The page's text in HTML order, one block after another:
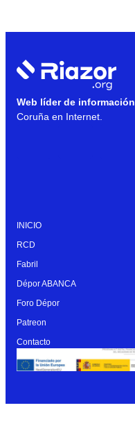
Web líder de información
Coruña en Internet.
INICIO
RCD
Fabril
Dépor ABANCA
Foro Dépor
Patreon
Contacto